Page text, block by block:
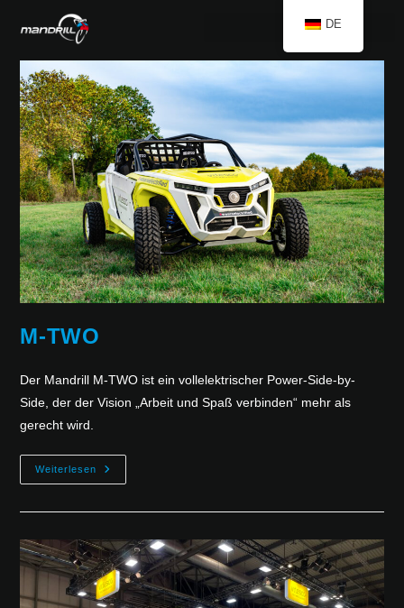
M-TWO
Der Mandrill M-TWO ist ein vollelektrischer Power-Side-by-
Side, der der Vision „Arbeit und Spaß verbinden“ mehr als
gerecht wird.
Weiterlesen
DE